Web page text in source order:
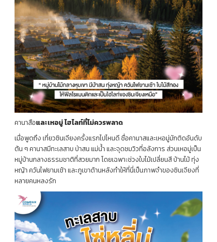
คานาสือและเหอมู่ไฮไลท์ที่ไม่ควรพลาด
เมื่อพูดถึง เที่ยวซินเจียงครั้งแรกไปไหนดี ชื่อคานาสและเหอมู่มักติดอันดับ
ต้น ๆ คานาสมีทะเลสาบ ป่าสน แม่น้ำ และจุดชมวิวที่อลังการ ส่วนเหอมู่เป็น
หมู่บ้านกลางธรรมชาติที่สวยมาก โดยเฉพาะช่วงใบไม้เปลี่ยนสี บ้านไม้ ทุ่ง
หญ้า ควันไฟยามเช้า และภูเขาด้านหลังทำให้ที่นี่เป็นภาพจำของซินเจียงที่
หลายคนหลงรัก